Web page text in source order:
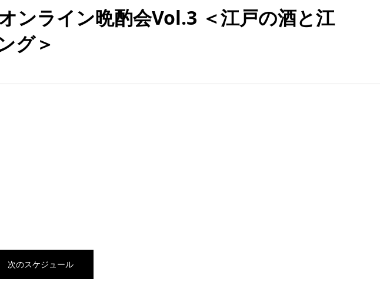
ンライン晩酌会Vol.3 ＜江戸の酒と江
グ＞
次のスケジュール